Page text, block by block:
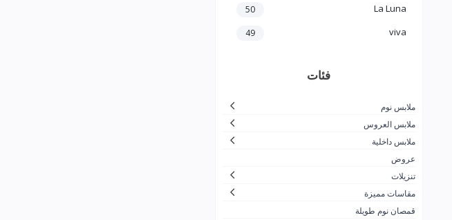
La Luna
50
viva
49
فئات
ملابس نوم
ملابس العروس
ملابس داخلية
عروض
تنزيلات
مقاسات مميزة
قمصان نوم طويلة